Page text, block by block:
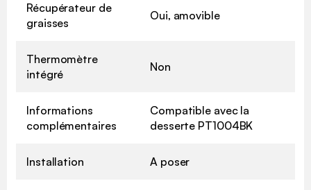
Récupérateur de
graisses
Oui, amovible
Thermomètre
intégré
Non
Informations
complémentaires
Compatible avec la
desserte PT1004BK
Installation A poser